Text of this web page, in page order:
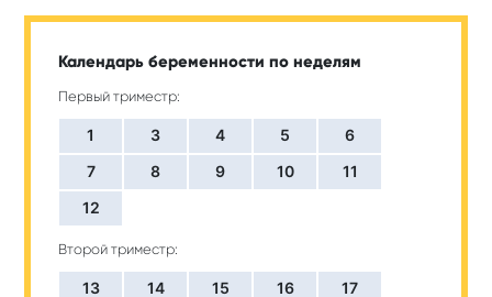
Календарь беременности по неделям
Первый триместр:
1 3 4 5
6
7
8 9 10
11
12
Второй триместр:
13 14 15 16
17